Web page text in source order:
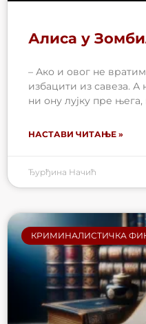
Алиса у
– Ако и овог не
избацити из савеза. А
ни ону лујку пре њега,
НАСТАВИ ЧИТАЊЕ »
Ђурђина Начић
КРИМИНАЛИСТИЧКА